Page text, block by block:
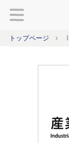
トップページ